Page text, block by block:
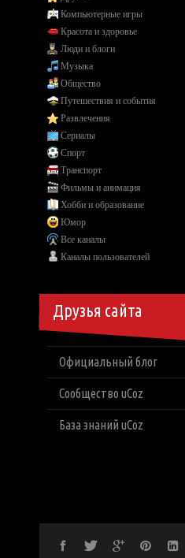
Компьютерные игры
Красота и здоровье
Люди и блоги
Музыка
Общество
Путешествия и события
Развлечения
Сериалы
Спорт
Транспорт
Фильмы и анимация
Хобби и образование
Юмор
Все каналы
Каналы пользователей
Друзья сайта
Официальный блог
Сообщество uCoz
База знаний uCoz